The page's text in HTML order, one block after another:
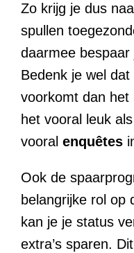
Zo krijg je dus
spullen
daarmee bespaar
Bedenk je wel
voorkomt dan het
het vooral leuk
vooral enquêtes
Ook de
belangrijke rol op
kan je je status
extra’s sparen.